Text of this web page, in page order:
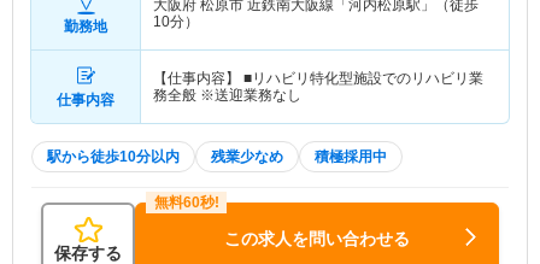
勤務地
大阪府 松原市 近鉄南大阪線「河内松原駅」（徒歩
10分）
仕事内容
【仕事内容】 ■リハビリ特化型施設でのリハビリ業
務全般 ※送迎業務なし
駅から徒歩10分以内 残業少なめ 積極採用中
保存する
この求人を問い合わせる